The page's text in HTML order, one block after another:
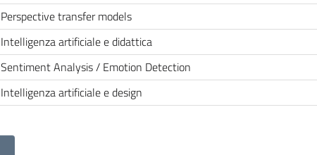
Perspective transfer models
Intelligenza artificiale e didattica
Sentiment Analysis / Emotion Detection
Intelligenza artificiale e design